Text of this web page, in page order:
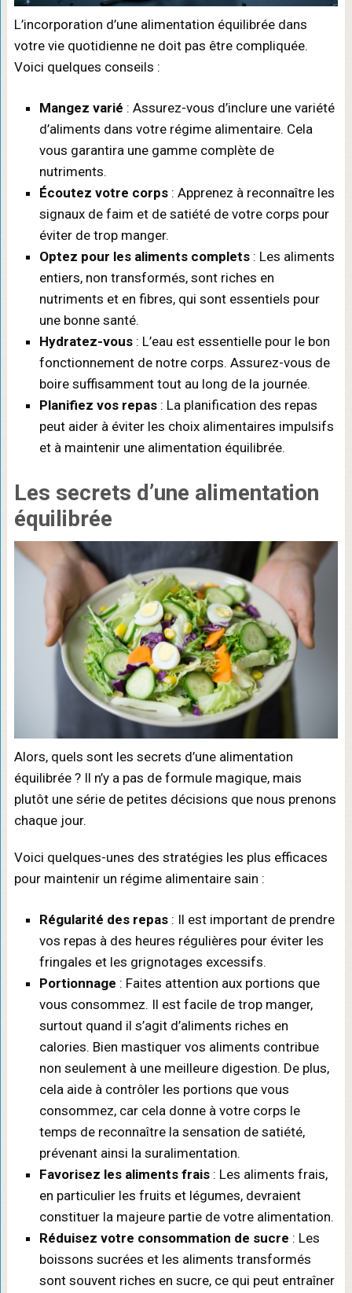
L’incorporation d’une alimentation équilibrée dans
votre vie quotidienne ne doit pas être compliquée.
Voici quelques conseils :
Mangez varié : Assurez-vous d’inclure une variété
d’aliments dans votre régime alimentaire. Cela
vous garantira une gamme complète de
nutriments.
Écoutez votre corps: Apprenez à reconnaître les
signaux de faim et de satiété de votre corps pour
éviter de trop manger.
Optez pour les aliments complets: Les aliments
entiers, non transformés, sont riches en
nutriments et en fibres, qui sont essentiels pour
une bonne santé.
Hydratez-vous: L’eau est essentielle pour le bon
fonctionnement de notre corps. Assurez-vous de
boire suffisamment tout au long de la journée.
Planifiez vos repas: La planification des repas
peut aider à éviter les choix alimentaires impulsifs
et à maintenir une alimentation équilibrée.
Les secrets d’une alimentation
équilibrée
Alors, quels sont les secrets d’une alimentation
équilibrée ? Il n’y a pas de formule magique, mais
plutôt une série de petites décisions que nous prenons
chaque jour.
Voici quelques-unes des stratégies les plus efficaces
pour maintenir un régime alimentaire sain :
Régularité des repas: Il est important de prendre
vos repas à des heures régulières pour éviter les
fringales et les grignotages excessifs.
Portionnage : Faites attention aux portions que
vous consommez. Il est facile de trop manger,
surtout quand il s’agit d’aliments riches en
calories. Bien mastiquer vos aliments contribue
non seulement à une meilleure digestion. De plus,
cela aide à contrôler les portions que vous
consommez, car cela donne à votre corps le
temps de reconnaître la sensation de satiété,
prévenant ainsi la suralimentation.
Favorisez les aliments frais: Les aliments frais,
en particulier les fruits et légumes, devraient
constituer la majeure partie de votre alimentation.
Réduisez votre consommation de sucre : Les
boissons sucrées et les aliments transformés
sont souvent riches en sucre, ce qui peut entraîner